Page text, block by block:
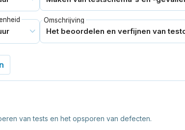
Omschrijving
van tests en het opsporen van defecten.